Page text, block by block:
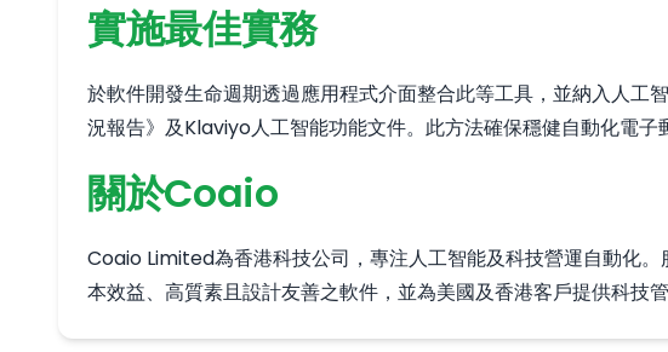
實施最佳實務
於軟件開發生命週期透過應用程式介面整合此等工具，並納入人
況報告》及Klaviyo人工智能功能文件。此方法確保穩健自動化電子
關於Coaio
Coaio Limited為香港科技公司，專注人工智能及科技營運自動化
本效益、高質素且設計友善之軟件，並為美國及香港客戶提供科技管